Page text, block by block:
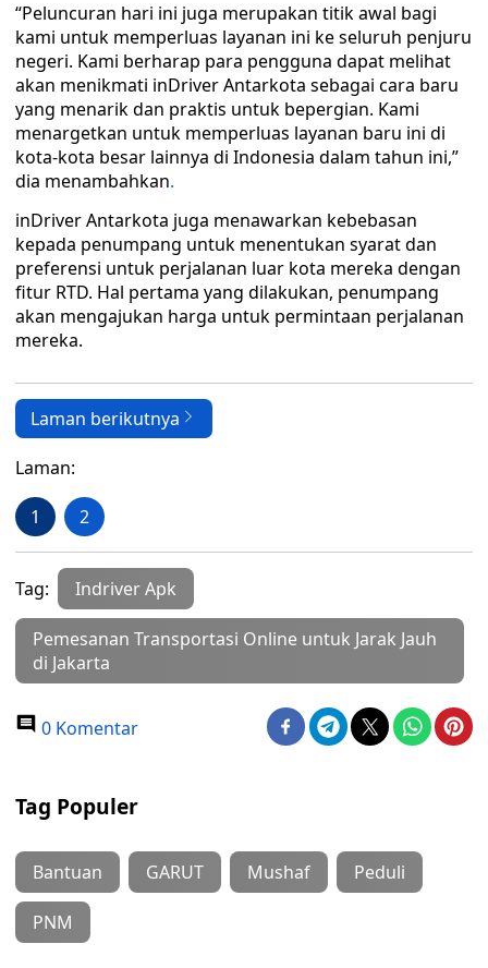
“Peluncuran hari ini juga merupakan titik awal bagi
kami untuk memperluas layanan ini ke seluruh penjuru
negeri. Kami berharap para pengguna dapat melihat
akan menikmati inDriver Antarkota sebagai cara baru
yang menarik dan praktis untuk bepergian. Kami
menargetkan untuk memperluas layanan baru ini di
kota-kota besar lainnya di Indonesia dalam tahun ini,”
dia menambahkan.
inDriver Antarkota juga menawarkan kebebasan
kepada penumpang untuk menentukan syarat dan
preferensi untuk perjalanan luar kota mereka dengan
fitur RTD. Hal pertama yang dilakukan, penumpang
akan mengajukan harga untuk permintaan perjalanan
mereka.
Laman berikutnya
Laman:
1 2
Tag: Indriver Apk
Pemesanan Transportasi Online untuk Jarak Jauh
di Jakarta
0 Komentar
Tag Populer
Bantuan GARUT Mushaf Peduli
PNM